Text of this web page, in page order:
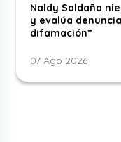
Naldy Saldaña
y evalúa
difamación”
07 Ago 2026